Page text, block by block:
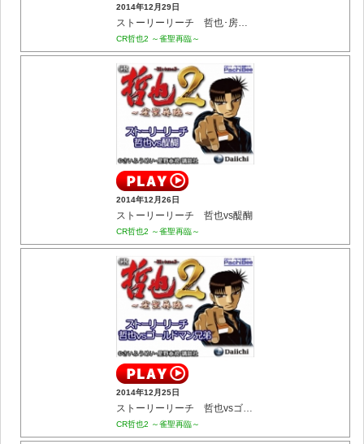
2014年12月29日
ストーリーリーチ 哲也･房州vsドサ健･神保
CR哲也2 ～雀聖再臨～
2014年12月26日
ストーリーリーチ 哲也vs醍醐
CR哲也2 ～雀聖再臨～
2014年12月25日
ストーリーリーチ 哲也vsゴールドマン兄弟
CR哲也2 ～雀聖再臨～